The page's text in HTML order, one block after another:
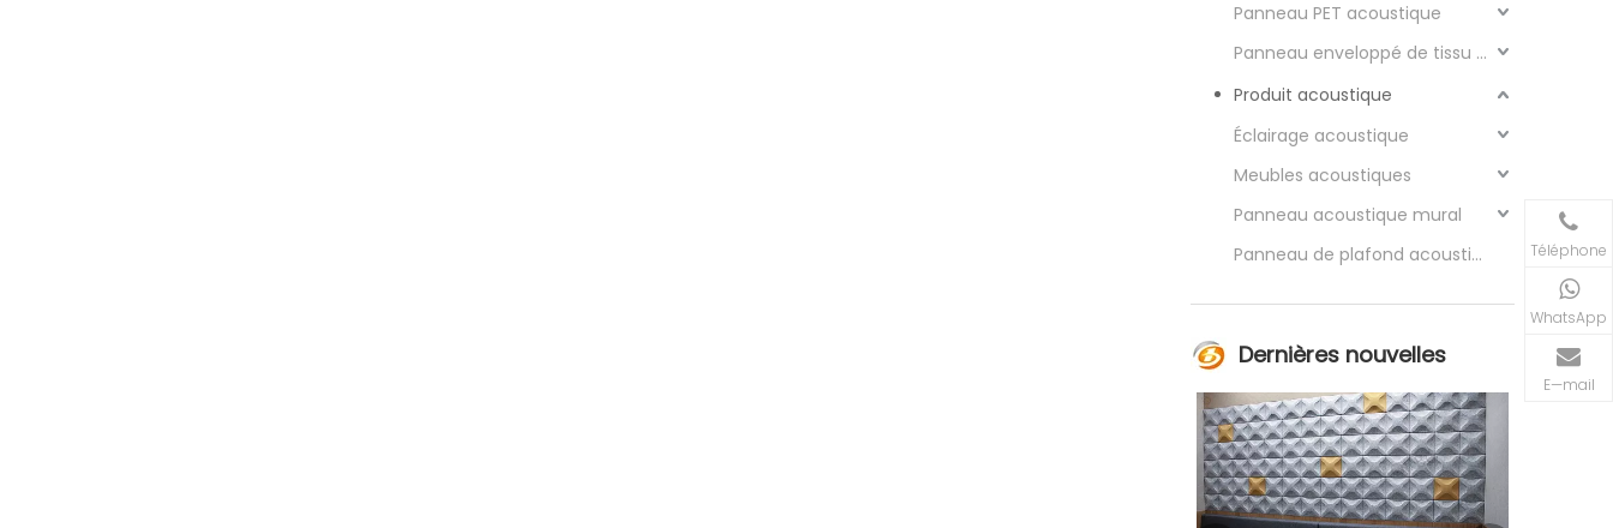
Panneau PET acoustique
Panneau enveloppé de tissu acoustique
Produit acoustique
Éclairage acoustique
Meubles acoustiques
Panneau acoustique mural
Panneau de plafond acoustique
Dernières nouvelles
Téléphone
WhatsApp
E—mail